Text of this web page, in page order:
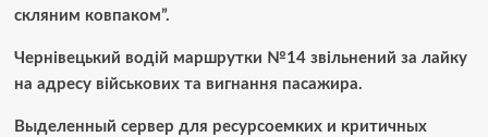
скляним ковпаком”.
Чернівецький водій маршрутки №14 звільнений за лайку
на адресу військових та вигнання пасажира.
Выделенный сервер для ресурсоемких и критичных